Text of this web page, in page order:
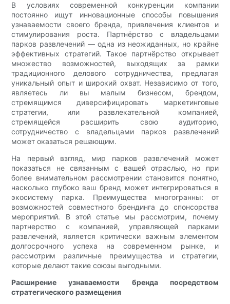
В условиях современной конкуренции компании
постоянно ищут инновационные способы повышения
узнаваемости своего бренда, привлечения клиентов и
стимулирования роста. Партнёрство с владельцами
парков развлечений — одна из неожиданных, но крайне
эффективных стратегий. Такое партнёрство открывает
множество возможностей, выходящих за рамки
традиционного делового сотрудничества, предлагая
уникальный опыт и широкий охват. Независимо от того,
являетесь ли вы малым бизнесом, брендом,
стремящимся диверсифицировать маркетинговые
стратегии, или развлекательной компанией,
стремящейся расширить свою аудиторию,
сотрудничество с владельцами парков развлечений
может оказаться решающим.
На первый взгляд, мир парков развлечений может
показаться не связанным с вашей отраслью, но при
более внимательном рассмотрении становится понятно,
насколько глубоко ваш бренд может интегрироваться в
экосистему парка. Преимущества многогранны: от
возможностей совместного брендинга до спонсорства
мероприятий. В этой статье мы рассмотрим, почему
партнерство с компанией, управляющей парками
развлечений, является критически важным элементом
долгосрочного успеха на современном рынке, и
рассмотрим различные преимущества и стратегии,
которые делают такие союзы выгодными.
Расширение узнаваемости бренда посредством
стратегического размещения